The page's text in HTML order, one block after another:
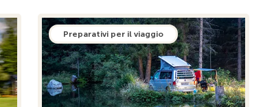
Preparativi per il viaggio